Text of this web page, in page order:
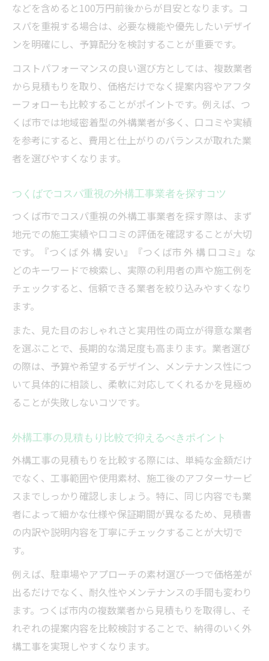
などを含めると100万円前後からが目安となります。コ
スパを重視する場合は、必要な機能や優先したいデザイ
ンを明確にし、予算配分を検討することが重要です。
コストパフォーマンスの良い選び方としては、複数業者
から見積もりを取り、価格だけでなく提案内容やアフタ
ーフォローも比較することがポイントです。例えば、つ
くば市では地域密着型の外構業者が多く、口コミや実績
を参考にすると、費用と仕上がりのバランスが取れた業
者を選びやすくなります。
つくばでコスパ重視の外構工事業者を探すコツ
つくば市でコスパ重視の外構工事業者を探す際は、まず
地元での施工実績や口コミの評価を確認することが大切
です。『つくば 外 構 安い』『つくば市 外 構 口コミ』な
どのキーワードで検索し、実際の利用者の声や施工例を
チェックすると、信頼できる業者を絞り込みやすくなり
ます。
また、見た目のおしゃれさと実用性の両立が得意な業者
を選ぶことで、長期的な満足度も高まります。業者選び
の際は、予算や希望するデザイン、メンテナンス性につ
いて具体的に相談し、柔軟に対応してくれるかを見極め
ることが失敗しないコツです。
外構工事の見積もり比較で抑えるべきポイント
外構工事の見積もりを比較する際には、単純な金額だけ
でなく、工事範囲や使用素材、施工後のアフターサービ
スまでしっかり確認しましょう。特に、同じ内容でも業
者によって細かな仕様や保証期間が異なるため、見積書
の内訳や説明内容を丁寧にチェックすることが大切で
す。
例えば、駐車場やアプローチの素材選び一つで価格差が
出るだけでなく、耐久性やメンテナンスの手間も変わり
ます。つくば市内の複数業者から見積もりを取得し、そ
れぞれの提案内容を比較検討することで、納得のいく外
構工事を実現しやすくなります。